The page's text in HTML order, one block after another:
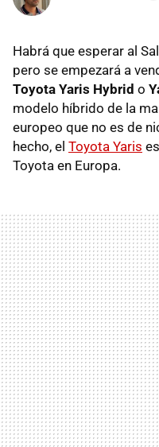
Habrá que esperar al
pero se empezará a
Toyota Yaris Hybrid o
modelo híbrido de la
europeo que no es de
hecho, el Toyota Yaris
Toyota en Europa.